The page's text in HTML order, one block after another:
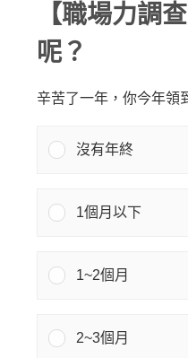
【職場力調
呢？
辛苦了一年，你今年領
沒有年終
1個月以下
1~2個月
2~3個月